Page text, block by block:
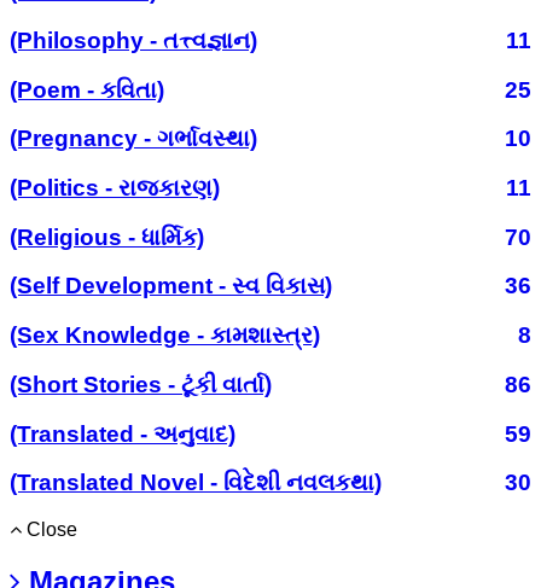
(Philosophy - તત્ત્વજ્ઞાન)
11
(Poem - કવિતા)
25
(Pregnancy - ગર્ભાવસ્થા)
10
(Politics - રાજકારણ)
11
(Religious - ધાર્મિક)
70
(Self Development - સ્વ વિકાસ)
36
(Sex Knowledge - કામશાસ્ત્ર)
8
(Short Stories - ટૂંકી વાર્તા)
86
(Translated - અનુવાદ)
59
(Translated Novel - વિદેશી નવલકથા)
30
Close
Magazines